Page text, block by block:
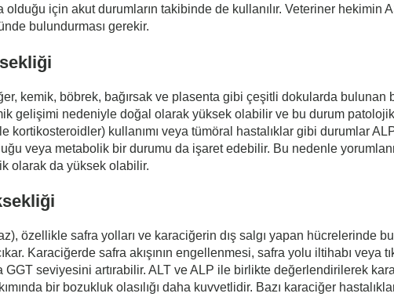
olduğu için akut durumların takibinde de kullanılır. Veteriner
bulundurması gerekir.
kemik, böbrek, bağırsak ve plasenta gibi çeşitli dokularda
gelişimi nedeniyle doğal olarak yüksek olabilir ve bu durum
kortikosteroidler) kullanımı veya tümöral hastalıklar gibi durumlar
veya metabolik bir durumu da işaret edebilir. Bu nedenle
olarak da yüksek olabilir.
özellikle safra yolları ve karaciğerin dış salgı yapan
Karaciğerde safra akışının engellenmesi, safra yolu iltihabı veya
GGT seviyesini artırabilir. ALT ve ALP ile birlikte değerlendirilerek
bir bozukluk olasılığı daha kuvvetlidir. Bazı karaciğer